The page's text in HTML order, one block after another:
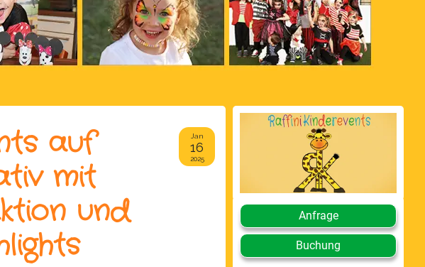
auf
mit
und
Jan
16
2025
Anfrage
Buchung